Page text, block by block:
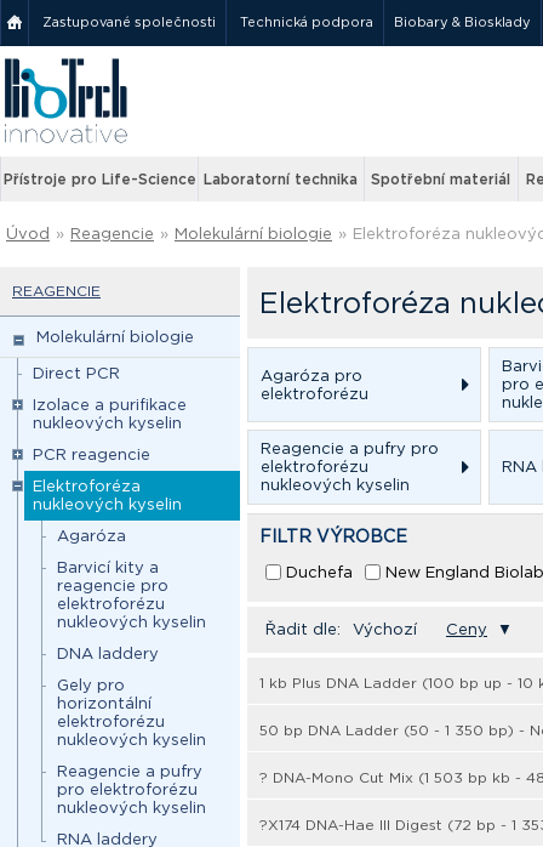
Zastupované společnosti Technická podpora Biobary & Biosklady
Přístroje pro Life-Science Laboratorní technika Spotřební materiál
Úvod » Reagencie » Molekulární biologie » Elektroforéza
REAGENCIE
Molekulární biologie
Direct PCR
Izolace a purifikace
nukleových kyselin
PCR reagencie
Elektroforéza
nukleových kyselin
Agaróza
Barvicí kity a
reagencie pro
elektroforézu
nukleových kyselin
DNA laddery
Gely pro
horizontální
elektroforézu
nukleových kyselin
Reagencie a pufry
pro elektroforézu
nukleových kyselin
RNA laddery
Elektroforéza
Agaróza pro
elektroforézu
pro
Reagencie a pufry pro
elektroforézu
nukleových kyselin
RNA
FILTR VÝROBCE
Duchefa New England
Řadit dle: Výchozí Ceny ▼
1 kb Plus DNA Ladder (100 bp up -
50 bp DNA Ladder (50 - 1 350 bp) -
? DNA-Mono Cut Mix (1 503 bp kb -
?X174 DNA-Hae III Digest (72 bp - 1